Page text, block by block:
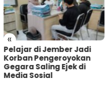
«
Kejari Jember Tetapkan 3
Tersangka atas Dugaan
Korupsi Bank Pelat Merah
Tahun 2023-2025